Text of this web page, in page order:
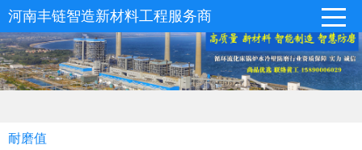
河南丰链智造新材料工程服务商
耐磨值